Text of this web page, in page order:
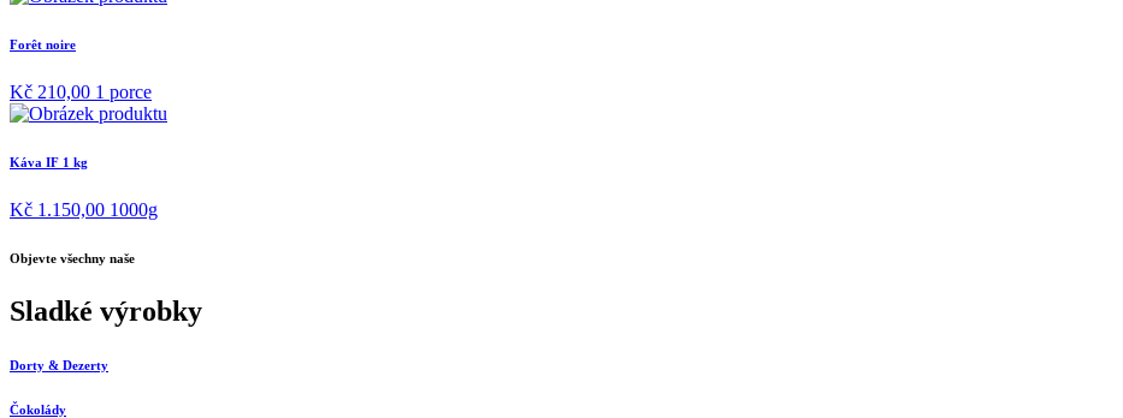
Forêt noire
Kč 210,00 1 porce
Káva IF 1 kg
Kč 1.150,00 1000g
Objevte všechny naše
Sladké výrobky
Dorty & Dezerty
Čokolády